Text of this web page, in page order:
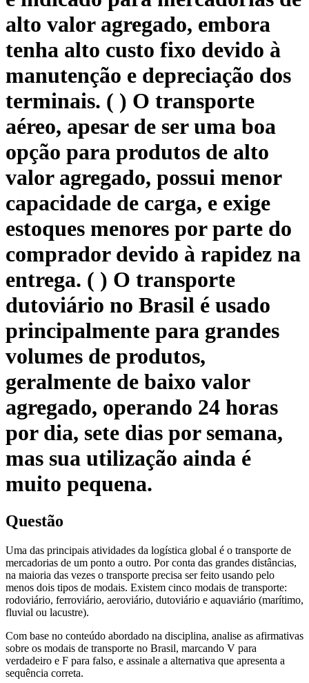
alto valor agregado, embora
tenha alto custo fixo devido à
manutenção e depreciação dos
terminais. ( ) O transporte
aéreo, apesar de ser uma boa
opção para produtos de alto
valor agregado, possui menor
capacidade de carga, e exige
estoques menores por parte do
comprador devido à rapidez na
entrega. ( ) O transporte
dutoviário no Brasil é usado
principalmente para grandes
volumes de produtos,
geralmente de baixo valor
agregado, operando 24 horas
por dia, sete dias por semana,
mas sua utilização ainda é
muito pequena.
Questão
Uma das principais atividades da logística global é o transporte de
mercadorias de um ponto a outro. Por conta das grandes distâncias,
na maioria das vezes o transporte precisa ser feito usando pelo
menos dois tipos de modais. Existem cinco modais de transporte:
rodoviário, ferroviário, aeroviário, dutoviário e aquaviário (marítimo,
fluvial ou lacustre).
Com base no conteúdo abordado na disciplina, analise as afirmativas
sobre os modais de transporte no Brasil, marcando V para
verdadeiro e F para falso, e assinale a alternativa que apresenta a
sequência correta.